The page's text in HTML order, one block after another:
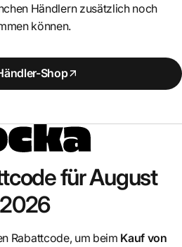
Händlern zusätzlich noch
können.
Shop
für August
2026
Rabattcode, um beim Kauf von